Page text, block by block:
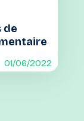
de
01/06/2022